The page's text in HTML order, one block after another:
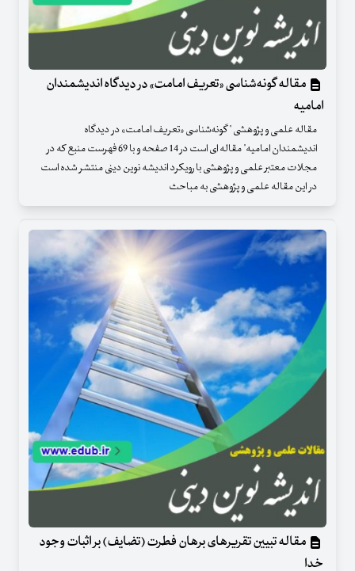
مقاله گونه‌شناسی «تعریف امامت» در دیدگاه اندیشمندان
امامیه
مقاله علمی و پژوهشی " گونه‌شناسی «تعریف امامت» در دیدگاه
اندیشمندان امامیه" مقاله ای است در 14 صفحه و با 69 فهرست منبع که در
مجلات معتبر علمی و پژوهشی با رویکرد اندیشه نوین دینی منتشر شده است
در این مقاله علمی و پژوهشی به مباحث
مقاله تبیین تقریرهای برهان فطرت (تضایف) بر اثبات وجود
خدا